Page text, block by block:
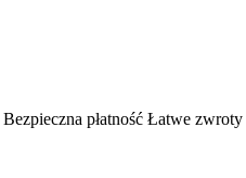
Bezpieczna płatność Łatwe zwroty